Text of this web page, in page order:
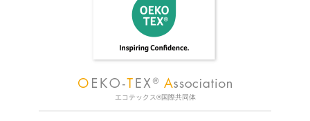
エコテックス®国際共同体